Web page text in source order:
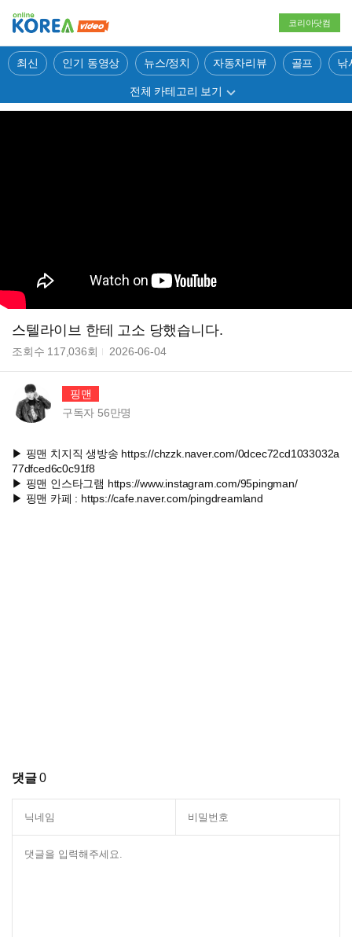
코리아닷컴
최신 인기 동영상 뉴스/정치 자동차리뷰 골프 낚
전체 카테고리 보기
스텔라이브 한테 고소 당했습니다.
조회수 117,036회 2026-06-04
핑맨
구독자 56만명
▶ 핑맨 치지직 생방송 https://chzzk.naver.com/0dcec72cd1033032a
77dfced6c0c91f8
▶ 핑맨 인스타그램 https://www.instagram.com/95pingman/
▶ 핑맨 카페 : https://cafe.naver.com/pingdreamland
댓글0